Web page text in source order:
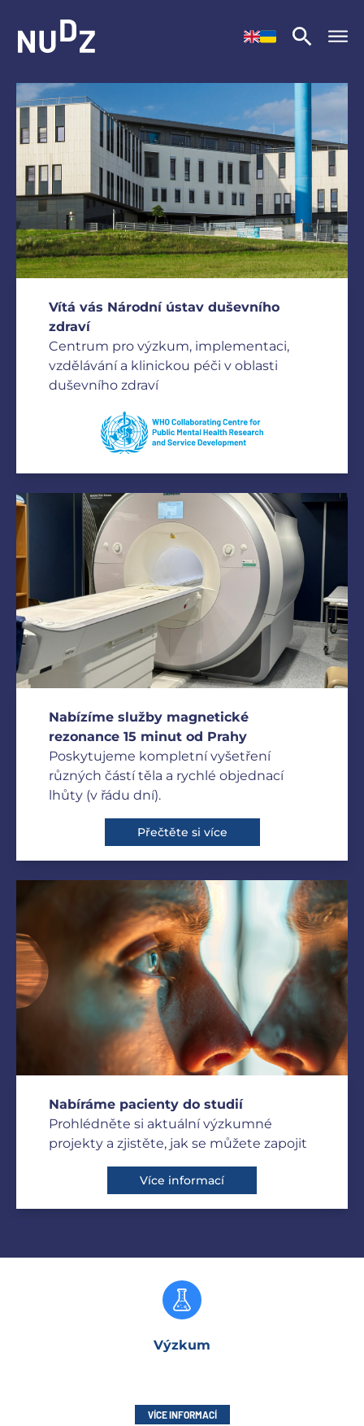
Vítá vás Národní ústav duševního
zdraví
Centrum pro výzkum, implementaci,
vzdělávání a klinickou péči v oblasti
duševního zdraví
Nabízíme služby magnetické
rezonance 15 minut od Prahy
Poskytujeme kompletní vyšetření
různých částí těla a rychlé objednací
lhůty (v řádu dní).
Přečtěte si více
Nabíráme pacienty do studií
Prohlédněte si aktuální výzkumné
projekty a zjistěte, jak se můžete zapojit
Více informací
Výzkum
VÍCE INFORMACÍ